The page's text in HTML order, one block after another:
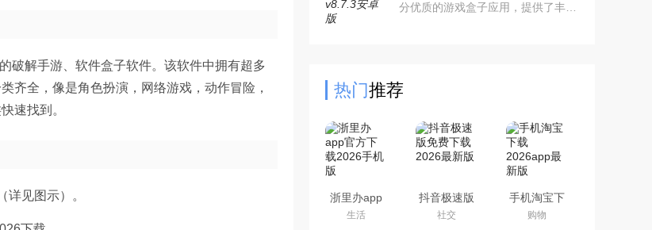
破解手游、软件盒子软件。该软件中拥有超多
齐全，像是角色扮演，网络游戏，动作冒险，
速找到。
见图示）。
分优质的游戏盒子应用，提供了丰富
热门推荐
浙里办app
官方下载
2026手机版
生活
抖音极速版
免费下载
2026最新版
社交
手机淘宝下
载2026app
最新版
购物